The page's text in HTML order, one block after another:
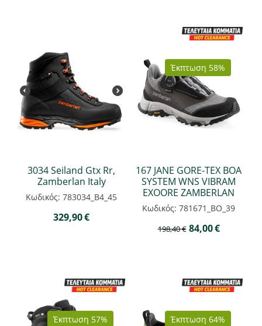
3034 Seiland Gtx Rr,
Zamberlan Italy
Κωδικός: 783034_B4_45
329,90€
Έκπτωση 58%
167 JANE GORE-TEX BOA
SYSTEM WNS VIBRAM
EXOORE ZAMBERLAN
Κωδικός: 781671_BO_39
198,40€ 84,00€
Έκπτωση 57% Έκπτωση 64%